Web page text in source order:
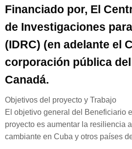
Financiado por, El
de Investigaciones
(IDRC) (en adelante el
corporación pública
Canadá.
Objetivos del proyecto y Trabajo
El objetivo general del Beneficiario
proyecto es aumentar la resiliencia
cambiante en Cuba y otros países